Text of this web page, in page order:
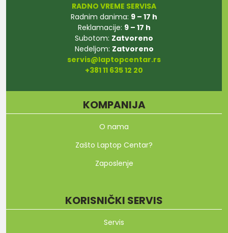
RADNO VREME SERVISA
Radnim danima: 9 – 17 h
Reklamacije: 9 – 17 h
Subotom: Zatvoreno
Nedeljom: Zatvoreno
servis@laptopcentar.rs
+381 11 635 12 20
KOMPANIJA
O nama
Zašto Laptop Centar?
Zaposlenje
KORISNIČKI SERVIS
Servis